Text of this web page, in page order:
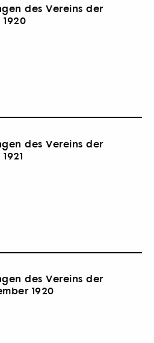
des Vereins der
des Vereins der
des Vereins der
1920